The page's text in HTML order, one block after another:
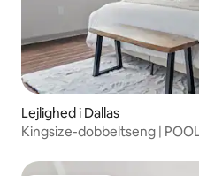
Lejlighed i Dallas
Kingsize-dobbeltseng |